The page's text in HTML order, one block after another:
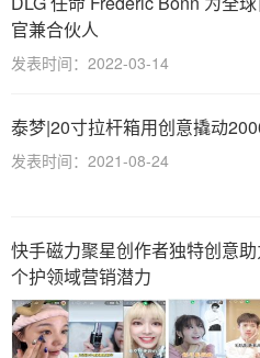
官兼合伙人
发表时间：2022-03-14
泰梦|20寸拉杆箱用创意撬动
发表时间：2021-08-24
快手磁力聚星创作者独特创意
个护领域营销潜力